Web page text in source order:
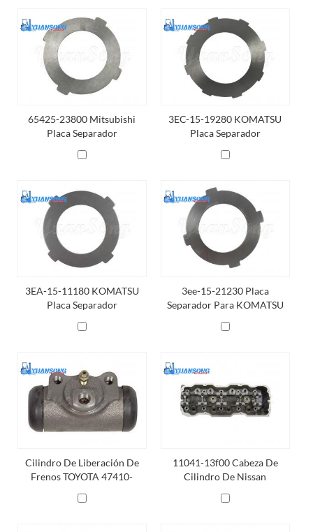
65425-23800 Mitsubishi
Placa Separador
3EC-15-19280 KOMATSU
Placa Separador
3EA-15-11180 KOMATSU
Placa Separador
3ee-15-21230 Placa
Separador Para KOMATSU
Cilindro De Liberación De
Frenos TOYOTA 47410-
11041-13f00 Cabeza De
Cilindro De Nissan